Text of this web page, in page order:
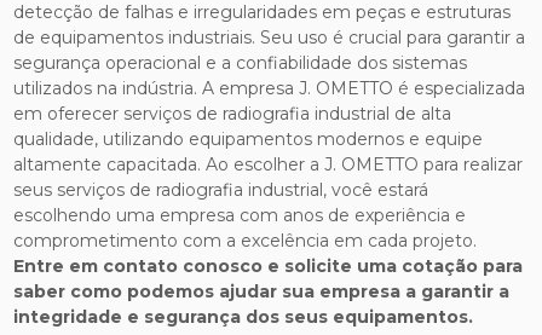
detecção de falhas e irregularidades em peças e estruturas
de equipamentos industriais. Seu uso é crucial para garantir a
segurança operacional e a confiabilidade dos sistemas
utilizados na indústria. A empresa J. OMETTO é especializada
em oferecer serviços de radiografia industrial de alta
qualidade, utilizando equipamentos modernos e equipe
altamente capacitada. Ao escolher a J. OMETTO para realizar
seus serviços de radiografia industrial, você estará
escolhendo uma empresa com anos de experiência e
comprometimento com a excelência em cada projeto.
Entre em contato conosco e solicite uma cotação para
saber como podemos ajudar sua empresa a garantir a
integridade e segurança dos seus equipamentos.